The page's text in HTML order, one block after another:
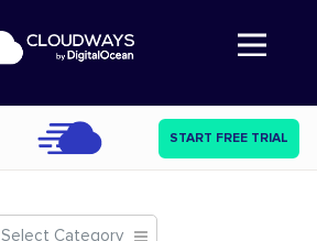
Abre a navegação
START FREE TRIAL
Select Category